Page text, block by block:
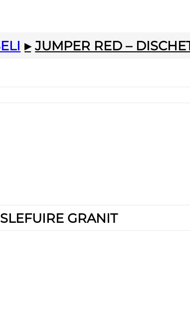
▸ JUMPER RED –
GRANIT